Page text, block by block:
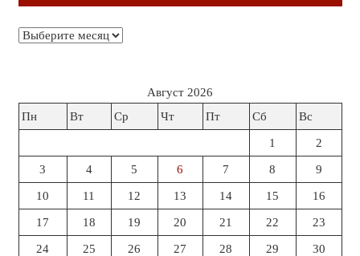
Архивы
Август 2026
Пн
Вт Ср Чт Пт Сб Вс
1 2
3 4 5 6 7 8 9
10 11 12 13 14 15 16
17 18 19 20 21 22 23
24 25 26 27 28 29 30